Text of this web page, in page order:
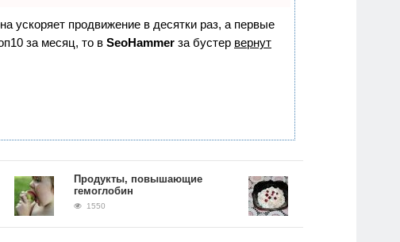
ускоряет продвижение в десятки раз, а первые
за месяц, то в SeoHammer за бустер вернут
Продукты, повышающие
гемоглобин
1550
Рецепт гречки на
фото. Как принимать и
питаться во время
1419